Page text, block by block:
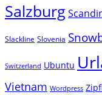
Salzburg
Slackline Slovenia
Switzerland Ubuntu
Vietnam Wordpress